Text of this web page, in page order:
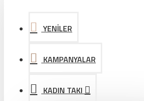
YENİLER
KAMPANYALAR
KADIN TAKI